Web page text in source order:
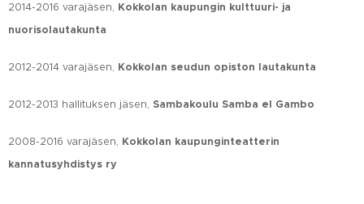
2014-2016 varajäsen, Kokkolan kaupungin kulttuuri- ja
nuorisolautakunta
2012-2014 varajäsen, Kokkolan seudun opiston lautakunta
2012-2013 hallituksen jäsen, Sambakoulu Samba el Gambo
2008-2016 varajäsen, Kokkolan kaupunginteatterin
kannatusyhdistys ry